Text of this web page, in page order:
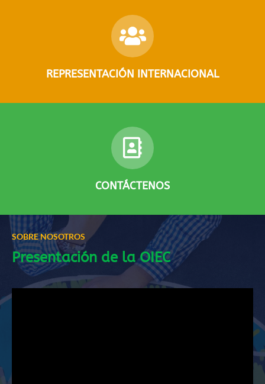
REPRESENTACIÓN INTERNACIONAL
CONTÁCTENOS
SOBRE NOSOTROS
Presentación de la OIEC